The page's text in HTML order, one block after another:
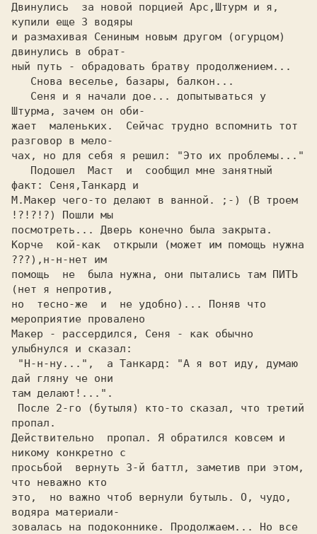
Двинулись  за новой порцией Арс,Штурм и я,
купили еще 3 водяры
и размахивая Сениным новым другом (огурцом)
двинулись в обрат-
ный путь - обрадовать братву продолжением...
Штурма, зачем он оби-
жает  маленьких.  Сейчас трудно вспомнить тот
разговор в мело-
чах, но для себя я решил: "Это их проблемы..."
факт: Сеня,Танкард и
М.Макер чего-то делают в ванной. ;-) (В троем
!?!?!?) Пошли мы
посмотреть... Дверь конечно была закрыта.
Корче  кой-как  открыли (может им помощь нужна
???),н-н-нет им
помощь  не  была нужна, они пытались там ПИТЬ
(нет я непротив,
но  тесно-же  и  не удобно)... Поняв что
мероприятие провалено
Макер - рассердился, Сеня - как обычно
улыбнулся и сказал:
дай гляну че они
там делают!...".
пропал.
Действительно  пропал. Я обратился ковсем и
никому конкретно с
просьбой  вернуть 3-й баттл, заметив при этом,
что неважно кто
это,  но важно чтоб вернули бутыль. О, чудо,
водяра материали-
зовалась на подоконнике. Продолжаем... Но все